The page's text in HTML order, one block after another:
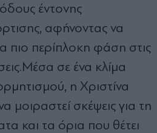
έντονης
αφήνοντας να
πιο περίπλοκη φάση στις
Μέσα σε ένα κλίμα
η Χριστίνα
μοιραστεί σκέψεις για τη
και τα όρια που θέτει